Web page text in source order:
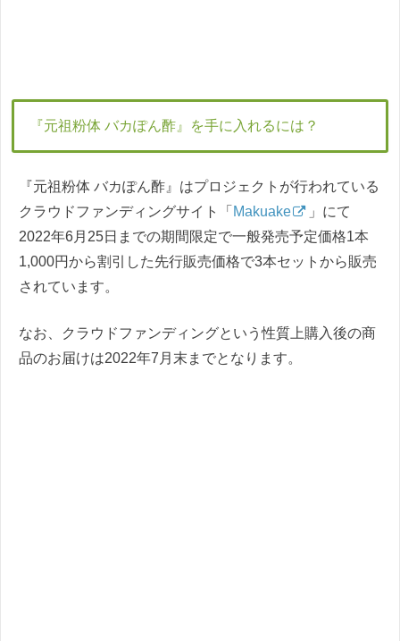
『元祖粉体 バカぽん酢』を手に入れるには？
『元祖粉体 バカぽん酢』はプロジェクトが行われている
クラウドファンディングサイト「 Makuake
」にて
2022年6月25日までの期間限定で一般発売予定価格1本
1,000円から割引した先行販売価格で3本セットから販売
されています。
なお、クラウドファンディングという性質上購入後の商
品のお届けは2022年7月末までとなります。